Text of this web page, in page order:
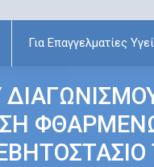
Για Επαγγελματίες